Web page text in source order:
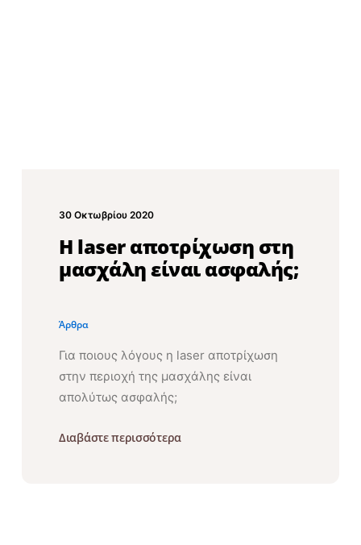
30 Οκτωβρίου 2020
Η laser αποτρίχωση στη
μασχάλη είναι ασφαλής;
Άρθρα
Για ποιους λόγους η laser αποτρίχωση
στην περιοχή της μασχάλης είναι
απολύτως ασφαλής;
Διαβάστε περισσότερα